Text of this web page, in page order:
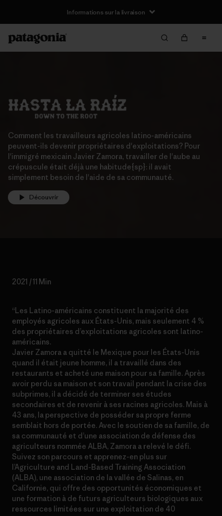
Informations sur la livraison
Comment les travailleurs agricoles latino-américains
peuvent-ils devenir propriétaires d'exploitations? Pour
l'immigré mexicain Javier Zamora, travailler de l'aube au
crépuscule était déjà une habitude{sp}: il avait
simplement besoin de l'aide de sa communauté.
Découvrir
2021 / 11 Min
“Les Latino-américains constituent la majorité des
employés agricoles aux États-Unis, mais seulement 4 %
des propriétaires d’exploitations agricoles sont latino-
américains.
Javier Zamora a quitté le Mexique pour les États-Unis
quand il était jeune homme, il a travaillé dans des
restaurants et acheté une maison pour sa famille. Après
avoir perdu sa maison et son travail pendant la crise des
subprimes, il a décidé de terminer ses études
secondaires et de revenir à ses racines agricoles. Mais à
43 ans, la perspective de posséder sa propre ferme
semblait hors de portée. Avec le soutien de sa famille, de
sa communauté et d’une association de défense des
agriculteurs nommée ALBA, Zamora a relevé le défi.
Suivez son parcours et apprenez-en plus sur
l’Agriculture and Land-Based Training Association
(ALBA), une association de la vallée de Salinas, en
Californie, qui offre des opportunités économiques et
une formation à de futurs agriculteurs biologiques aux
ressources limitées sur une exploitation de 40